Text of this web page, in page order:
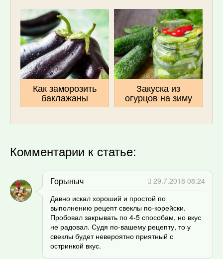
Как заморозить
баклажаны
Закуска из
огурцов на зиму
Комментарии к статье:
Горыныч
29.7.2018 08:24
Давно искал хороший и простой по
выполнению рецепт свеклы по-корейски.
Пробовал закрывать по 4-5 способам, но вкус
не радовал. Судя по-вашему рецепту, то у
свеклы будет невероятно приятный с
остринкой вкус.